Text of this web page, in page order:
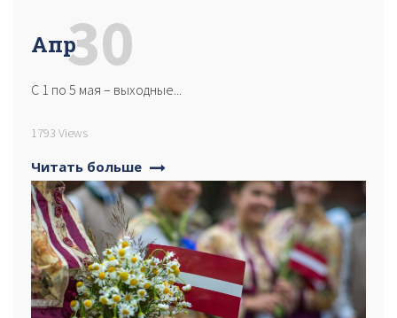
Апр
С 1 по 5 мая – выходные...
1793 Views
Читать больше
30